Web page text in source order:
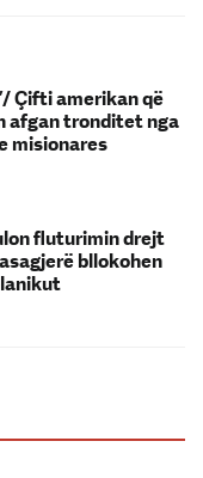
Çifti amerikan që
afgan tronditet nga
misionares
fluturimin drejt
bllokohen